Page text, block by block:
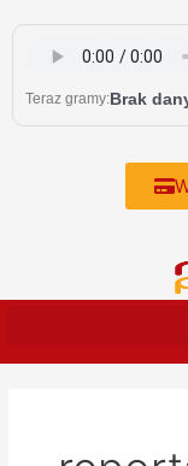
content
Teraz gramy:Brak